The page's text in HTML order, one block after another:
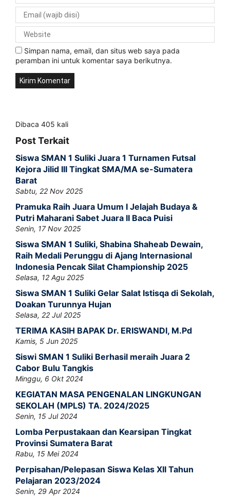
Simpan nama, email, dan situs web saya pada
peramban ini untuk komentar saya berikutnya.
Dibaca 405 kali
Post Terkait
Siswa SMAN 1 Suliki Juara 1 Turnamen Futsal
Kejora Jilid III Tingkat SMA/MA se-Sumatera
Barat
Sabtu, 22 Nov 2025
Pramuka Raih Juara Umum I Jelajah Budaya &
Putri Maharani Sabet Juara II Baca Puisi
Senin, 17 Nov 2025
Siswa SMAN 1 Suliki, Shabina Shaheab Dewain,
Raih Medali Perunggu di Ajang Internasional
Indonesia Pencak Silat Championship 2025
Selasa, 12 Agu 2025
Siswa SMAN 1 Suliki Gelar Salat Istisqa di Sekolah,
Doakan Turunnya Hujan
Selasa, 22 Jul 2025
TERIMA KASIH BAPAK Dr. ERISWANDI, M.Pd
Kamis, 5 Jun 2025
Siswi SMAN 1 Suliki Berhasil meraih Juara 2
Cabor Bulu Tangkis
Minggu, 6 Okt 2024
KEGIATAN MASA PENGENALAN LINGKUNGAN
SEKOLAH (MPLS) TA. 2024/2025
Senin, 15 Jul 2024
Lomba Perpustakaan dan Kearsipan Tingkat
Provinsi Sumatera Barat
Rabu, 15 Mei 2024
Perpisahan/Pelepasan Siswa Kelas XII Tahun
Pelajaran 2023/2024
Senin, 29 Apr 2024